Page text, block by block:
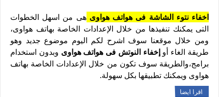
اخفاء نتوء الشاشة فى هواتف هواوى هى من اسهل الخطوات
التى يمكنك تنفيذها من خلال الإعدادات الخاصة بهاتف هواوى،
ومن خلال موقعنا سوف اشرح لكم اليوم موضوع جديد وهو
طريقة الغاء أو إخفاء النوتش فى هواتف هواوى وبدون استخدام
برامج،والطريقة سوف تكون من خلال الإعدادات الخاصة بهاتف
هواوى ويمكنك تطبيقها بكل سهولة.
اقرا ايضا